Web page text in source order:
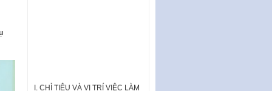
TUYỂN DỤNG LAO ĐỘNG HỢP